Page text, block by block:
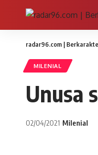
radar96.com |
MILENIAL
Unusa
02/04/2021 Milenial